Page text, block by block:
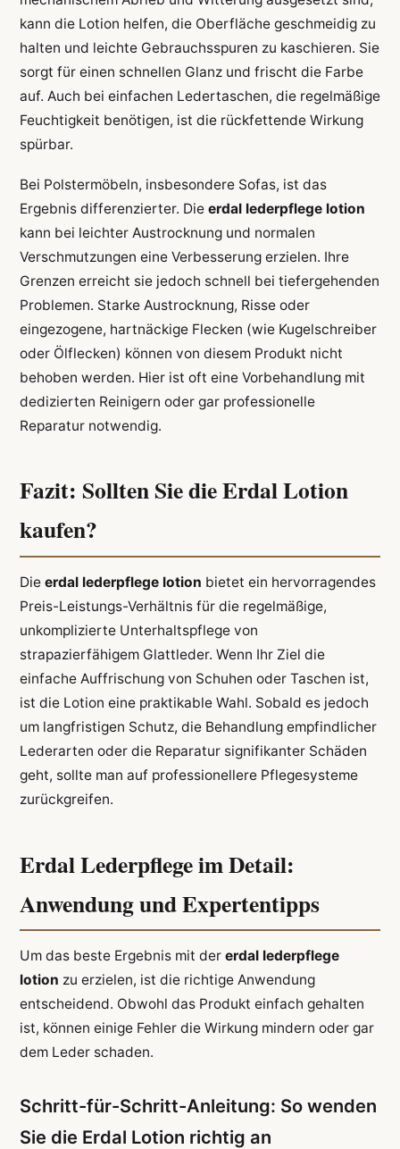
kann die Lotion helfen, die Oberfläche geschmeidig zu
halten und leichte Gebrauchsspuren zu kaschieren. Sie
sorgt für einen schnellen Glanz und frischt die Farbe
auf. Auch bei einfachen Ledertaschen, die regelmäßige
Feuchtigkeit benötigen, ist die rückfettende Wirkung
spürbar.
Bei Polstermöbeln, insbesondere Sofas, ist das
Ergebnis differenzierter. Die erdal lederpflege lotion
kann bei leichter Austrocknung und normalen
Verschmutzungen eine Verbesserung erzielen. Ihre
Grenzen erreicht sie jedoch schnell bei tiefergehenden
Problemen. Starke Austrocknung, Risse oder
eingezogene, hartnäckige Flecken (wie Kugelschreiber
oder Ölflecken) können von diesem Produkt nicht
behoben werden. Hier ist oft eine Vorbehandlung mit
dedizierten Reinigern oder gar professionelle
Reparatur notwendig.
Fazit: Sollten Sie die Erdal Lotion
kaufen?
Die erdal lederpflege lotion bietet ein hervorragendes
Preis-Leistungs-Verhältnis für die regelmäßige,
unkomplizierte Unterhaltspflege von
strapazierfähigem Glattleder. Wenn Ihr Ziel die
einfache Auffrischung von Schuhen oder Taschen ist,
ist die Lotion eine praktikable Wahl. Sobald es jedoch
um langfristigen Schutz, die Behandlung empfindlicher
Lederarten oder die Reparatur signifikanter Schäden
geht, sollte man auf professionellere Pflegesysteme
zurückgreifen.
Erdal Lederpflege im Detail:
Anwendung und Expertentipps
Um das beste Ergebnis mit der erdal lederpflege
lotion zu erzielen, ist die richtige Anwendung
entscheidend. Obwohl das Produkt einfach gehalten
ist, können einige Fehler die Wirkung mindern oder gar
dem Leder schaden.
Schritt-für-Schritt-Anleitung: So wenden
Sie die Erdal Lotion richtig an